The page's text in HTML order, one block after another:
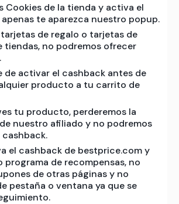
Cookies de la tienda y activa el
te aparezca nuestro popup.
de regalo o tarjetas de
tiendas, no podremos ofrecer
de activar el cashback antes de
producto a tu carrito de
tu producto, perderemos la
nuestro afiliado y no podremos
el cashback de bestprice.com y
programa de recompensas, no
de otras páginas y no
pestaña o ventana ya que se